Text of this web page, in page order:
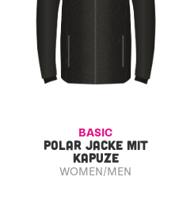
BASIC
POLAR JACKE MIT
KAPUZE
WOMEN/MEN